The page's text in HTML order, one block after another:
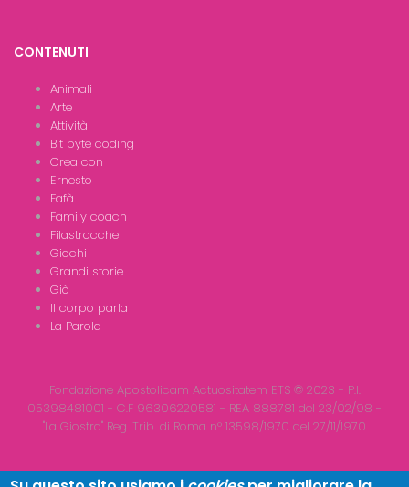
CONTENUTI
Animali
Arte
Attività
Bit byte coding
Crea con
Ernesto
Fafà
Family coach
Filastrocche
Giochi
Grandi storie
Giò
Il corpo parla
La Parola
Fondazione Apostolicam Actuositatem ETS © 2023 - P.I.
05398481001 - C.F 96306220581 - REA 888781 del 23/02/98 -
"La Giostra" Reg. Trib. di Roma n° 13598/1970 del 27/11/1970